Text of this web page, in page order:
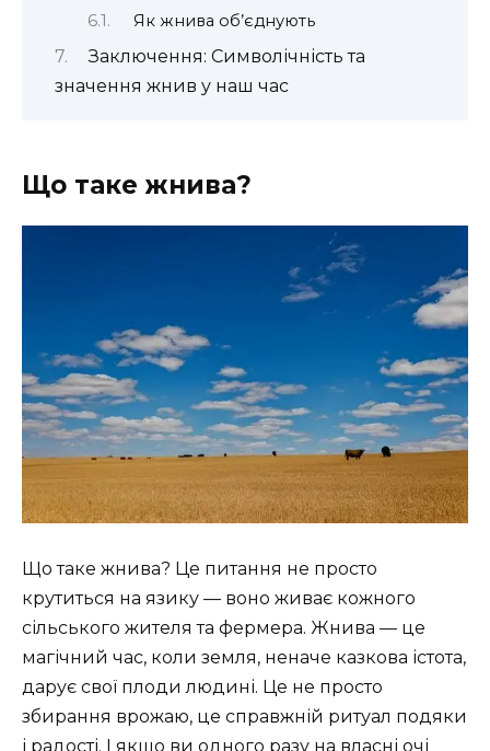
Як жнива об’єднують
Заключення: Символічність та
значення жнив у наш час
Що таке жнива?
Що таке жнива? Це питання не просто
крутиться на язику — воно живає кожного
сільського жителя та фермера. Жнива — це
магічний час, коли земля, неначе казкова істота,
дарує свої плоди людині. Це не просто
збирання врожаю, це справжній ритуал подяки
і радості. І якщо ви одного разу на власні очі